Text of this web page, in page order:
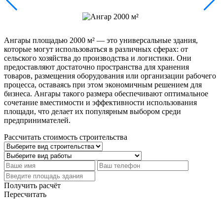
Ангары площадью 2000 м² — это универсальные здания,
которые могут использоваться в различных сферах: от
сельского хозяйства до производства и логистики. Они
предоставляют достаточно пространства для хранения
товаров, размещения оборудования или организации рабочего
процесса, оставаясь при этом экономичным решением для
бизнеса. Ангары такого размера обеспечивают оптимальное
сочетание вместимости и эффективности использования
площади, что делает их популярным выбором среди
предпринимателей.
Рассчитать стоимость строительства
Получить расчёт
Пересчитать